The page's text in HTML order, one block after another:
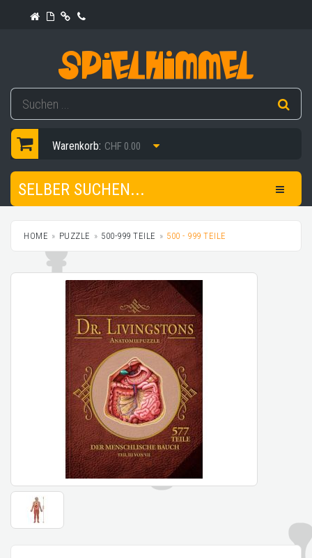
Warenkorb: CHF 0.00
SELBER SUCHEN...
HOME PUZZLE 500-999 TEILE 500 - 999 TEILE